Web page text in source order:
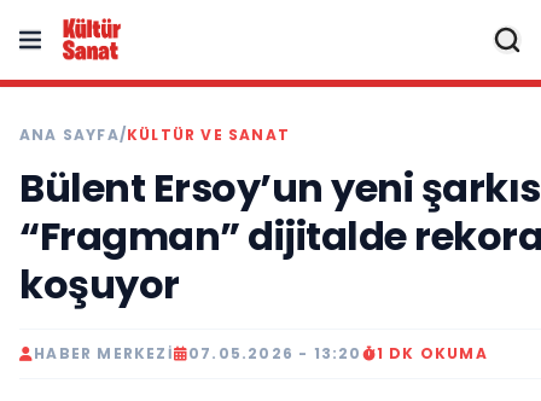
ANA SAYFA/KÜLTÜR VE SANAT
Bülent Ersoy’un yeni
“Fragman” dijitalde
koşuyor
HABER MERKEZI 07.05.2026 - 13:20 1 DK OKUMA